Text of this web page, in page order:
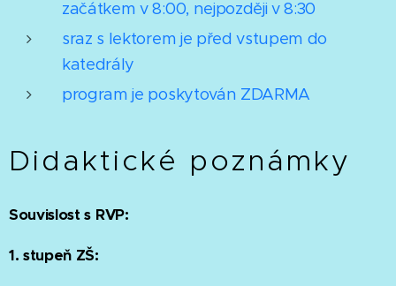
začátkem v 8:00, nejpozději v 8:30
sraz s lektorem je před vstupem do
katedrály
program je poskytován ZDARMA
Didaktické poznámky
Souvislost s RVP:
1. stupeň ZŠ: